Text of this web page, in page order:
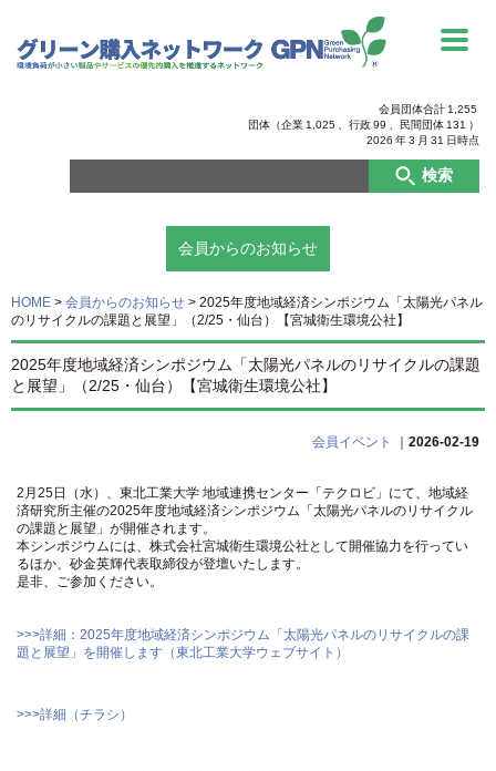
会員団体合計 1,255
団体（企業 1,025 、行政99 民間団体 131 ）
2026 年3 月 31 日時点
検索
会員からのお知らせ
HOME > 会員からのお知らせ > 2025年度地域経済シンポジウム「太陽光パネル
のリサイクルの課題と展望」（2/25・仙台）【宮城衛生環境公社】
2025年度地域経済シンポジウム「太陽光パネルのリサイクルの課題
と展望」（2/25・仙台）【宮城衛生環境公社】
会員イベント ｜ 2026-02-19
2月25日（水）、東北工業大学 地域連携センター「テクロビ」にて、地域経
済研究所主催の2025年度地域経済シンポジウム「太陽光パネルのリサイクル
の課題と展望」が開催されます。
本シンポジウムには、株式会社宮城衛生環境公社として開催協力を行ってい
るほか、砂金英輝代表取締役が登壇いたします。
是非、ご参加ください。
>>>詳細：2025年度地域経済シンポジウム「太陽光パネルのリサイクルの課
題と展望」を開催します（東北工業大学ウェブサイト）
>>>詳細（チラシ）